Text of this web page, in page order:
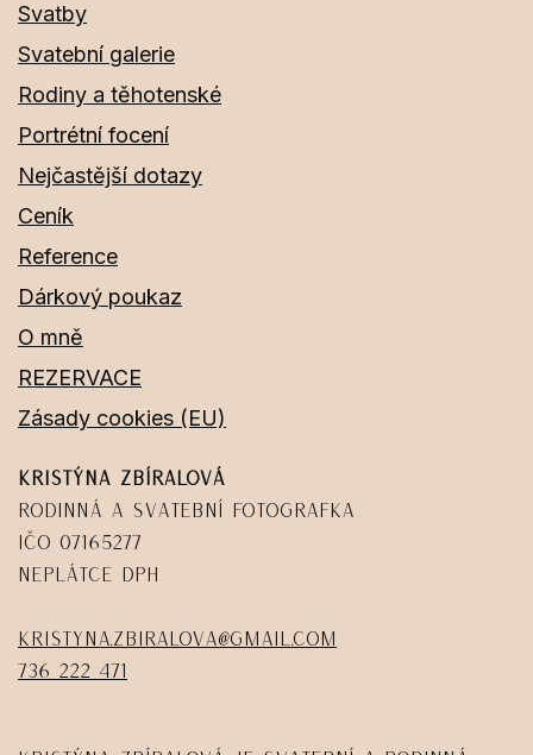
Svatby
Svatební galerie
Rodiny a těhotenské
Portrétní focení
Nejčastější dotazy
Ceník
Reference
Dárkový poukaz
O mně
REZERVACE
Zásady cookies (EU)
Kristýna Zbíralová
Rodinná a svatební fotografka
IČO 07165277
Neplátce DPH
kristyna.zbiralova@gmail.com
736 222 471